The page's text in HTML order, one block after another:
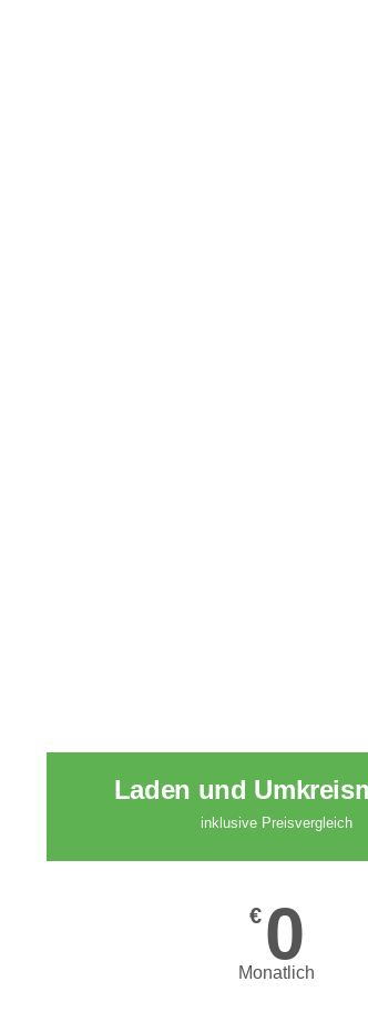
Laden und
inklusive Preisvergleich
€ 0
Monatlich